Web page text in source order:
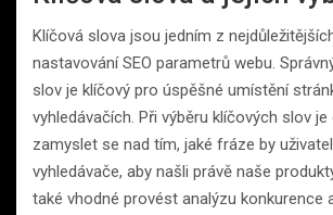
Klíčová slova jsou jedním z
nastavování SEO parametrů webu.
slov je klíčový pro úspěšné umístění
vyhledávačích. Při výběru klíčových slov je
zamyslet se nad tím, jaké fráze by
vyhledávače, aby našli právě naše
také vhodné provést analýzu konkurence